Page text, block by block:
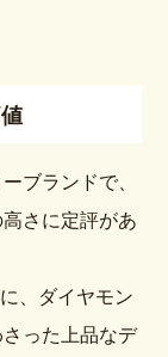
ブランドで、
さに定評があ
、ダイヤモン
った上品なデ